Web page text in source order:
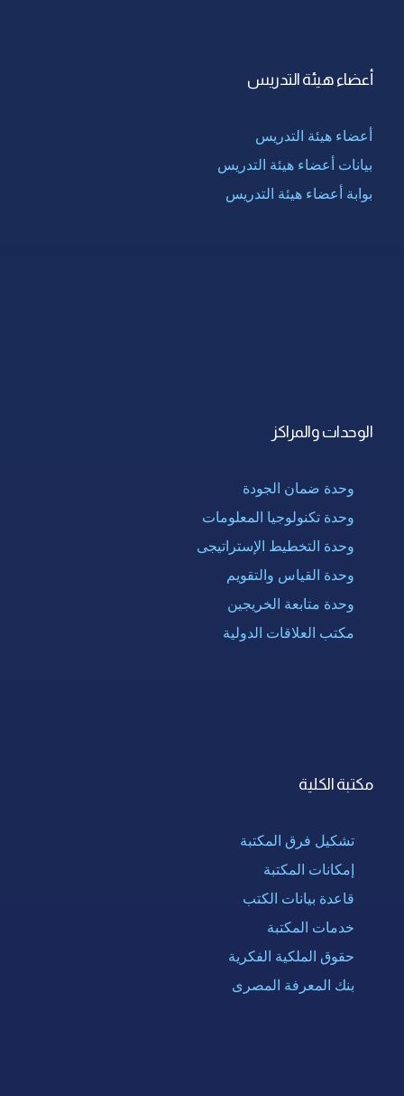
أعضاء هيئة التدريس
أعضاء هيئة التدريس
بيانات أعضاء هيئة التدريس
بوابة أعضاء هيئة التدريس
الوحدات والمراكز
وحدة ضمان الجودة
وحدة تكنولوجيا المعلومات
وحدة التخطيط الإستراتيجى
وحدة القياس والتقويم
وحدة متابعة الخريجين
مكتب العلاقات الدولية
مكتبة الكلية
تشكيل فرق المكتبة
إمكانات المكتبة
قاعدة بيانات الكتب
خدمات المكتبة
حقوق الملكية الفكرية
بنك المعرفة المصرى